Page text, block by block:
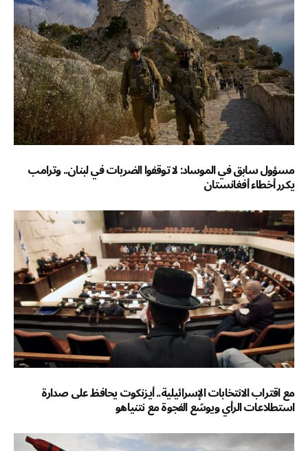
مسؤول سابق في الموساد: لا توقفوا الضربات في لبنان.. وترامب
يكرر أخطاء أفغانستان
مع اقتراب الانتخابات الإسرائيلية.. أيزنكوت يحافظ على صدارة
استطلاعات الرأي ويوسّع الفجوة مع نتنياهو